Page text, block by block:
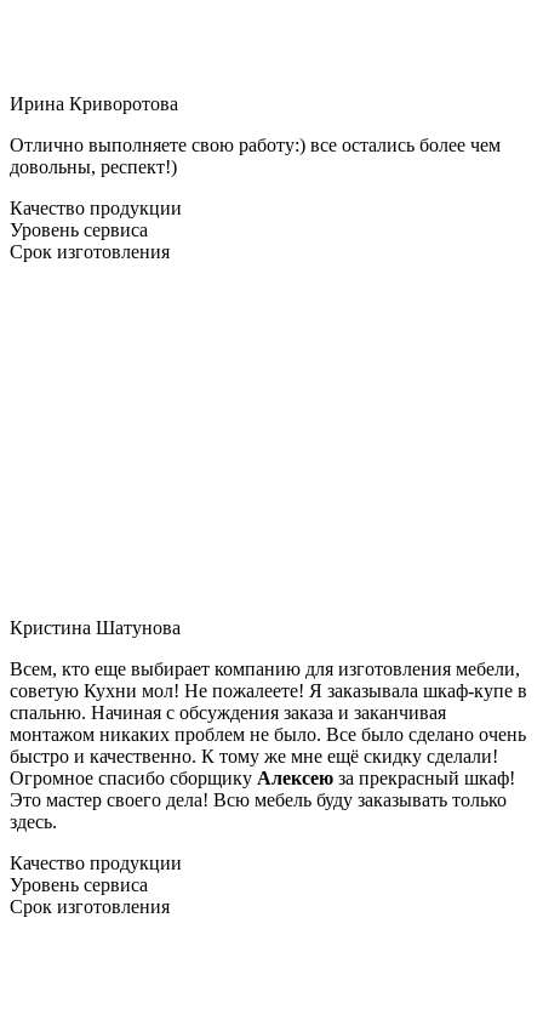
Ирина Криворотова
Отлично выполняете свою работу:) все остались более чем
довольны, респект!)
Качество продукции
Уровень сервиса
Срок изготовления
Кристина Шатунова
Всем, кто еще выбирает компанию для изготовления мебели,
советую Кухни мол! Не пожалеете! Я заказывала шкаф-купе в
спальню. Начиная с обсуждения заказа и заканчивая
монтажом никаких проблем не было. Все было сделано очень
быстро и качественно. К тому же мне ещё скидку сделали!
Огромное спасибо сборщику Алексею за прекрасный шкаф!
Это мастер своего дела! Всю мебель буду заказывать только
здесь.
Качество продукции
Уровень сервиса
Срок изготовления